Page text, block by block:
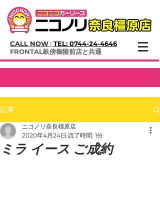
CALL NOW | TEL: 0744-24-4646
​FRONTAL畝傍御陵前店と共通
記事
ミラ イース ご成約
ニコノリ奈良橿原店
2020年4月24日 読了時間: 1分